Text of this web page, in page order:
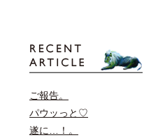
ご報告。
パウッっと♡
遂に…！。